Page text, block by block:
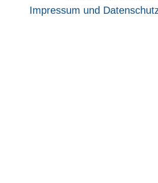
Impressum und